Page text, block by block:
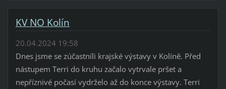
KV NO Kolín
20.04.2024 19:58
Dnes jsme se zúčastníli krajské výstavy v Kolíně. Před
nástupem Terri do kruhu začalo vytrvale pršet a
nepříznivé počasí vydrželo až do konce výstavy. Terri